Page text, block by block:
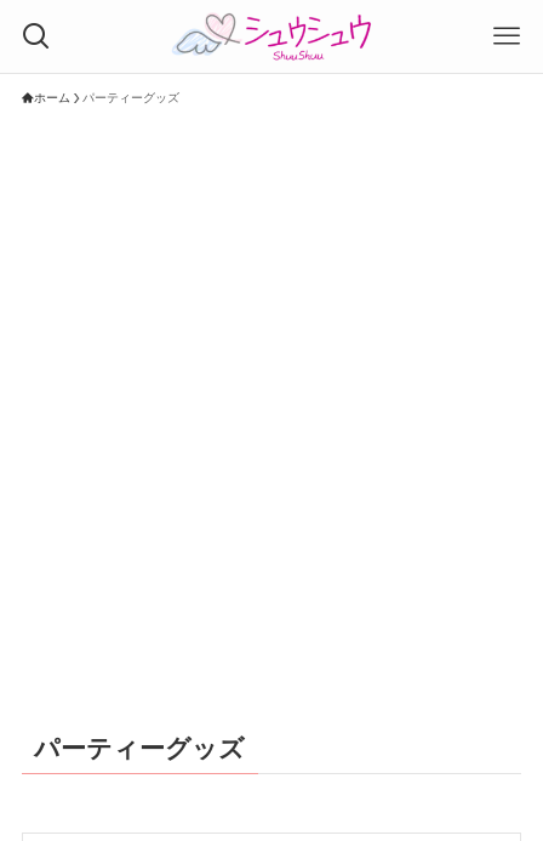
ホーム パーティーグッズ
パーティーグッズ